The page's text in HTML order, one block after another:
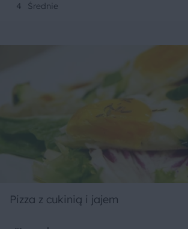
4 Średnie
Pizza z cukinią i jajem